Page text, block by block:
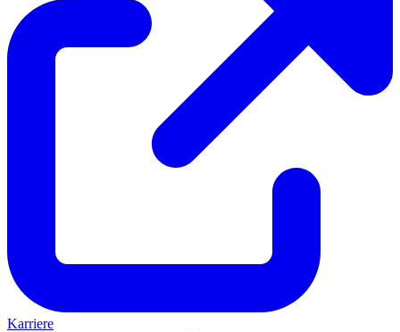
Karriere